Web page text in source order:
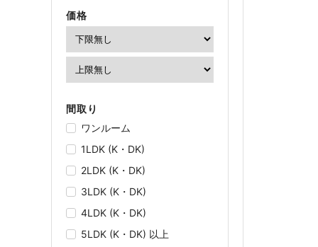
価格
間取り
ワンルーム
1LDK (K・DK)
2LDK (K・DK)
3LDK (K・DK)
4LDK (K・DK)
5LDK (K・DK) 以上